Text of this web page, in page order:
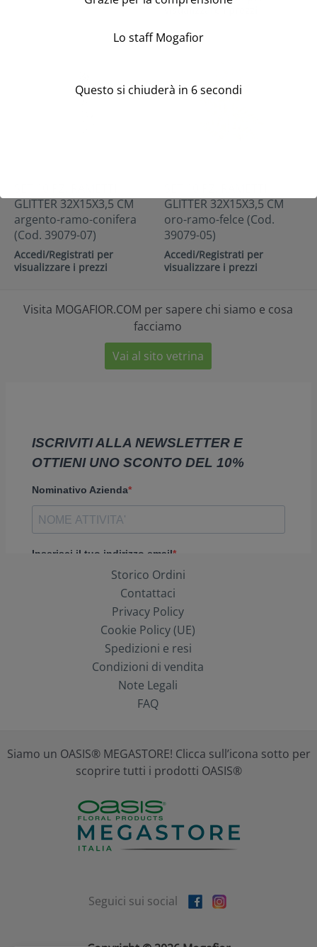
GLITTER 32X15X3,5 CM
oro-ramo-felce (Cod.
39079-05)
Accedi/Registrati per
visualizzare i prezzi
visualizzare i prezzi
GLITTER 32X15X3,5 CM
argento-ramo-conifera
(Cod. 39079-07)
Accedi/Registrati per
visualizzare i prezzi
Visita MOGAFIOR.COM per sapere chi siamo e cosa
facciamo
Vai al sito vetrina
Storico Ordini
Contattaci
Privacy Policy
Cookie Policy (UE)
Spedizioni e resi
Condizioni di vendita
Note Legali
FAQ
Siamo un OASIS® MEGASTORE! Clicca sull’icona sotto per
scoprire tutti i prodotti OASIS®
Seguici sui social
Lo staff Mogafior
Questo si chiuderà in 6secondi